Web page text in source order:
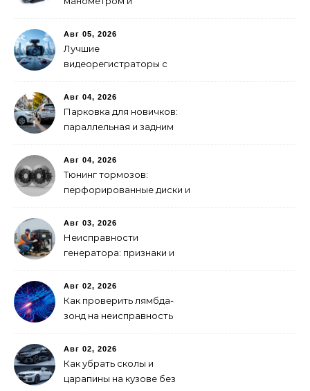
выбрать
Авг 05, 2026
Лучшие
видеорегистраторы с
2026 года
Авг 04, 2026
Парковка для новичков:
параллельная и задним
Авг 04, 2026
Тюнинг тормозов:
перфорированные диски и
суппорты
Авг 03, 2026
Неисправности
генератора: признаки и
Авг 02, 2026
Как проверить лямбда-
зонд на неисправность
Авг 02, 2026
Как убрать сколы и
царапины на кузове без